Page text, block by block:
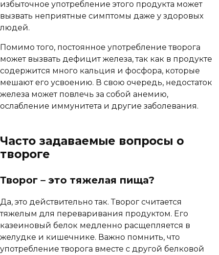
избыточное употребление этого продукта может
вызвать неприятные симптомы даже у здоровых
людей.
Помимо того, постоянное употребление творога
может вызвать дефицит железа, так как в продукте
содержится много кальция и фосфора, которые
мешают его усвоению. В свою очередь, недостаток
железа может повлечь за собой анемию,
ослабление иммунитета и другие заболевания.
Часто задаваемые вопросы о
твороге
Творог – это тяжелая пища?
Да, это действительно так. Творог считается
тяжелым для переваривания продуктом. Его
казеиновый белок медленно расщепляется в
желудке и кишечнике. Важно помнить, что
употребление творога вместе с другой белковой